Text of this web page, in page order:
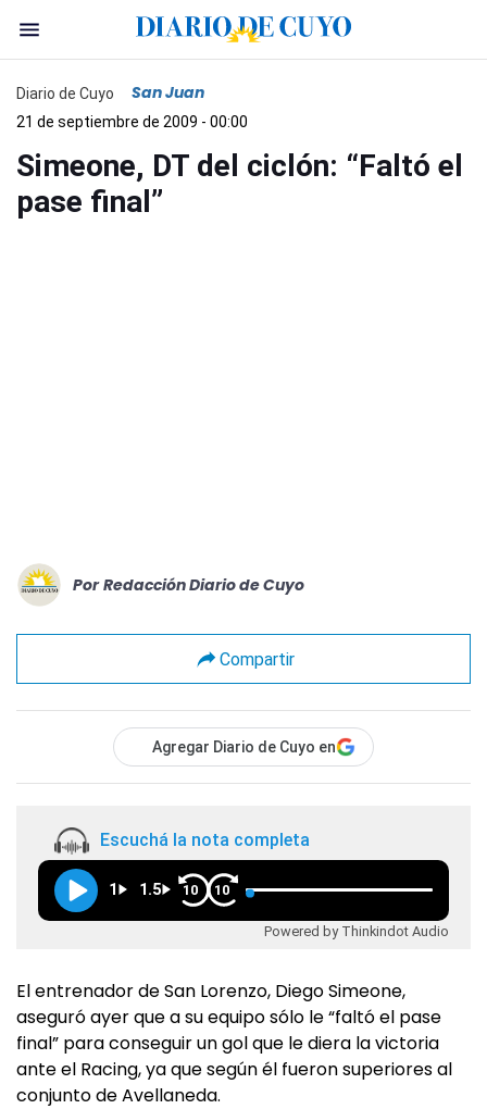
Diario de Cuyo San Juan
21 de septiembre de 2009 - 00:00
Simeone, DT del ciclón: “Faltó el
pase final”
Por Redacción Diario de Cuyo
Compartir
Agregar Diario de Cuyo en
Escuchá la nota completa
1 1.5 10 10
Powered by Thinkindot Audio
El entrenador de San Lorenzo, Diego Simeone,
aseguró ayer que a su equipo sólo le “faltó el pase
final” para conseguir un gol que le diera la victoria
ante el Racing, ya que según él fueron superiores al
conjunto de Avellaneda.